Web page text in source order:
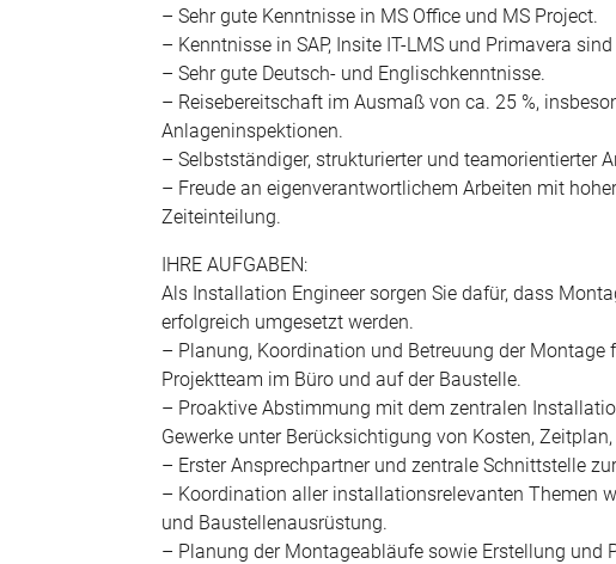
– Sehr gute Kenntnisse in MS Office und MS Project.
– Kenntnisse in SAP, Insite IT-LMS und Primavera
– Sehr gute Deutsch- und Englischkenntnisse.
– Reisebereitschaft im Ausmaß von ca. 25 %,
Anlageninspektionen.
– Selbstständiger, strukturierter und teamorientierter
– Freude an eigenverantwortlichem Arbeiten mit
Zeiteinteilung.
IHRE AUFGABEN:
Als Installation Engineer sorgen Sie dafür, dass
erfolgreich umgesetzt werden.
– Planung, Koordination und Betreuung der
Projektteam im Büro und auf der Baustelle.
– Proaktive Abstimmung mit dem zentralen
Gewerke unter Berücksichtigung von Kosten,
– Erster Ansprechpartner und zentrale Schnittstelle
– Koordination aller installationsrelevanten Themen
und Baustellenausrüstung.
– Planung der Montageabläufe sowie Erstellung und